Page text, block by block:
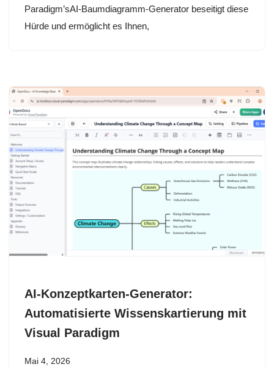
Paradigm’sAI-Baumdiagramm-Generator beseitigt diese
Hürde und ermöglicht es Ihnen,
AI-Konzeptkarten-Generator:
Automatisierte Wissenskartierung mit
Visual Paradigm
Mai 4, 2026